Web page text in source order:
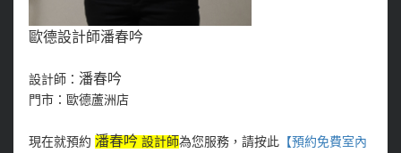
歐德設計師潘春吟
設計師： 潘春吟
門市：歐德蘆洲店
現在就預約 潘春吟設計師為您服務，請按此【預約免費室內